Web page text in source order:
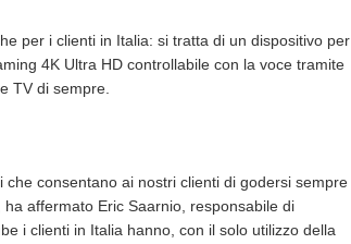
per i clienti in Italia: si tratta di un dispositivo per
4K Ultra HD controllabile con la voce tramite
TV di sempre.
consentano ai nostri clienti di godersi sempre
affermato Eric Saarnio, responsabile di
i clienti in Italia hanno, con il solo utilizzo della